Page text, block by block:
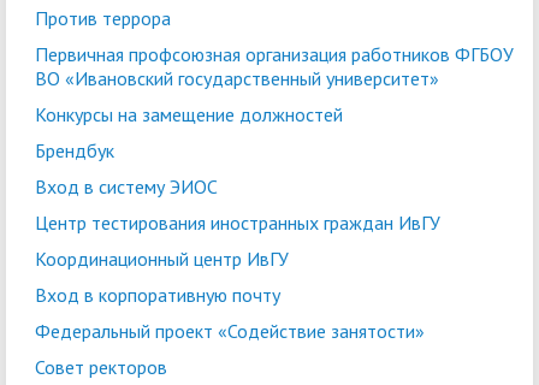
Против террора
Первичная профсоюзная организация работников ФГБОУ
ВО «Ивановский государственный университет»
Конкурсы на замещение должностей
Брендбук
Вход в систему ЭИОС
Центр тестирования иностранных граждан ИвГУ
Координационный центр ИвГУ
Вход в корпоративную почту
Федеральный проект «Содействие занятости»
Совет ректоров